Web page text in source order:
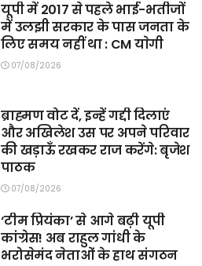
यूपी में 2017 से पहले भाई-भतीजों
में उलझी सरकार के पास जनता के
लिए समय नहीं था : CM याेगी
07/08/2026
ब्राह्मण वोट दें, इन्हें गद्दी दिलाएं
और अखिलेश उस पर अपने परिवार
की खड़ाऊँ रखकर राज करेंगे: बृजेश
पाठक
07/08/2026
‘टीम प्रियंका’ से आगे बढ़ी यूपी
कांग्रेस! अब राहुल गांधी के
भरोसेमंद नेताओं के हाथ संगठन